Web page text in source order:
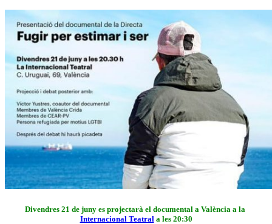
Divendres 21 de juny es projectarà el documental a València a la
Internacional Teatral a les 20:30